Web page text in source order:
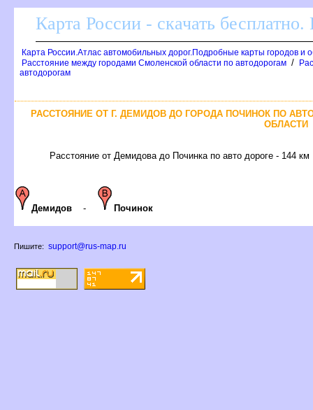
Карта России - скачать
Карта России.Атлас автомобильных дорог.Подробные карты городов и
Расстояние между городами Смоленской области по автодорогам /
автодорогам
РАССТОЯНИЕ ОТ Г. ДЕМИДОВ ДО ГОРОДА ПОЧИНОК ПО
ОБЛАСТИ
Расстояние от Демидова до Починка по авто дороге - 144 км
Демидов - Починок
Пишите: support@rus-map.ru